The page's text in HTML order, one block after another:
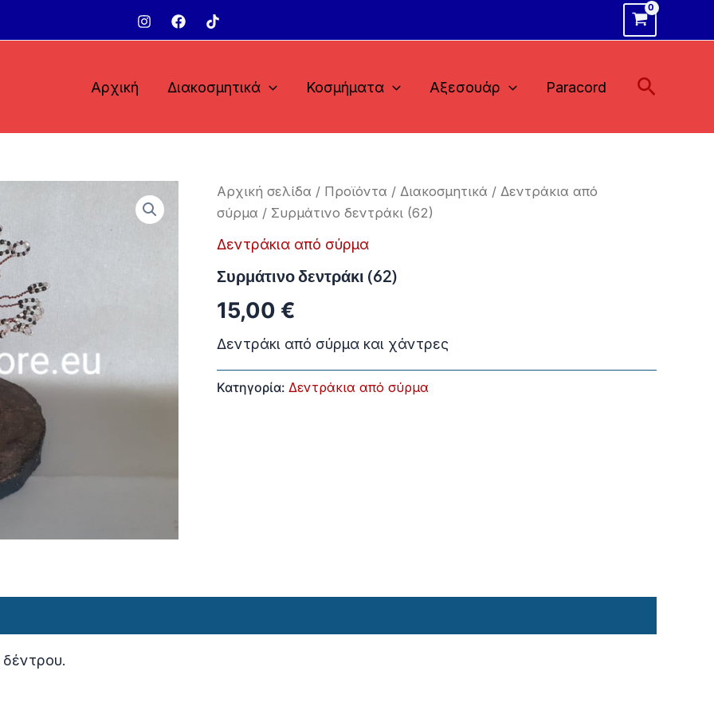
Αρχική
Διακοσμητικά Κοσμήματα Αξεσουάρ Paracord
Αρχική σελίδα / Προϊόντα / Διακοσμητικά / Δεντράκια από
σύρμα / Συρμάτινο δεντράκι (62)
Δεντράκια από σύρμα
Συρμάτινο δεντράκι (62)
15,00 €
Δεντράκι από σύρμα και χάντρες
Κατηγορία: Δεντράκια από σύρμα